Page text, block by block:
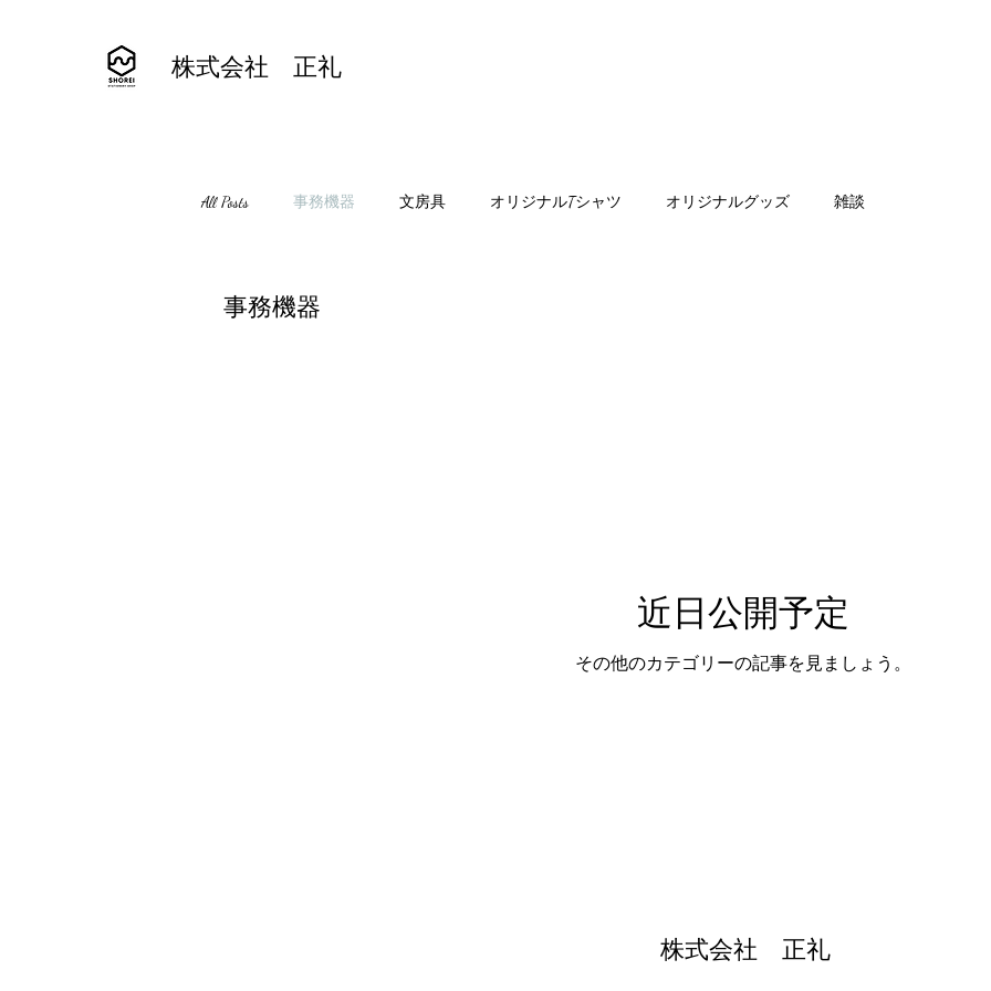
株式会社 正礼
All Posts 事務機器 文房具 オリジナルTシャツ オリジナルグッズ 雑談
事務機器
近日公開予定
その他のカテゴリーの記事を見ましょう。
株式会社 正礼